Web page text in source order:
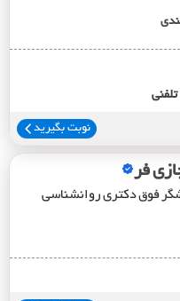
نوبت بگیرید
فر
فوق دکتری روانشناسی